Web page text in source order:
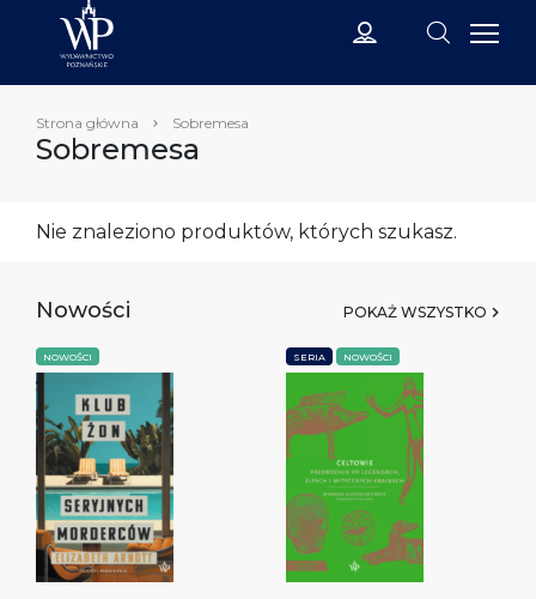
Strona główna Sobremesa
Sobremesa
Nie znaleziono produktów, których szukasz.
Nowości POKAŻ WSZYSTKO
NOWOŚCI SERIA NOWOŚCI